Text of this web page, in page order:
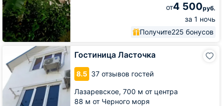
от4 500руб.
за 1 ночь
Получите225 бонусов
Гостиница Ласточка
8.5 37 отзывов гостей
Лазаревское, 700 м от центра
88 м от Черного моря
Гостиница
Ласточка